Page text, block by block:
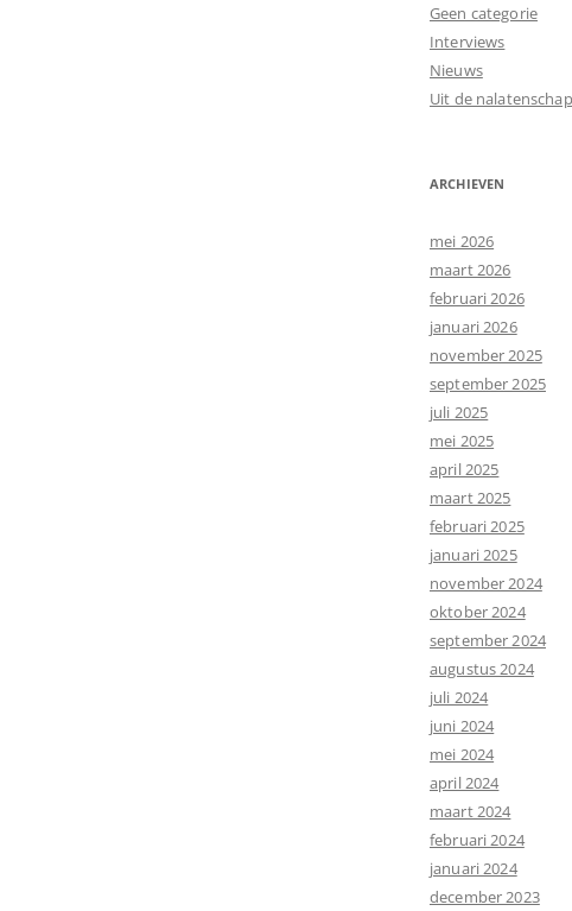
Geen categorie
Interviews
Nieuws
Uit de nalatenschap
ARCHIEVEN
mei 2026
maart 2026
februari 2026
januari 2026
november 2025
september 2025
juli 2025
mei 2025
april 2025
maart 2025
februari 2025
januari 2025
november 2024
oktober 2024
september 2024
augustus 2024
juli 2024
juni 2024
mei 2024
april 2024
maart 2024
februari 2024
januari 2024
december 2023